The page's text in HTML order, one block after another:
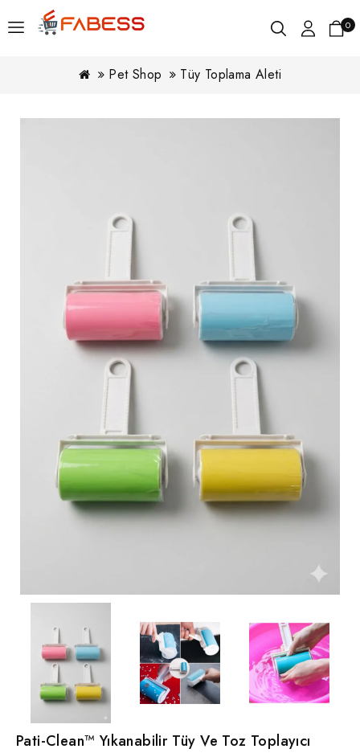
0
Pet Shop Tüy Toplama Aleti
Pati-Clean™ Yıkanabilir Tüy Ve Toz Toplayıcı